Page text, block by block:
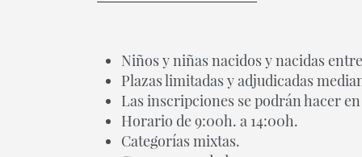
Niños y niñas nacidos y nacidas
Plazas limitadas y adjudicadas
Las inscripciones se podrán hacer
Horario de 9:00h. a 14:00h.
Categorías mixtas.